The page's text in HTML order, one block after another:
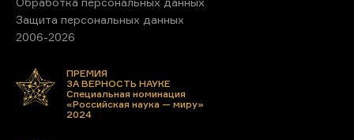
Защита персональных данных
2006-2026
ПРЕМИЯ
ЗА ВЕРНОСТЬ НАУКЕ
Специальная номинация
«Российская наука — миру»
2024